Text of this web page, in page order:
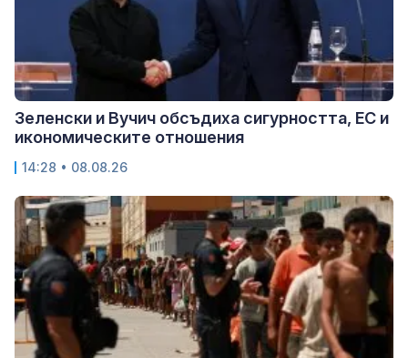
Зеленски и Вучич обсъдиха сигурността, ЕС и
икономическите отношения
14:28 • 08.08.26